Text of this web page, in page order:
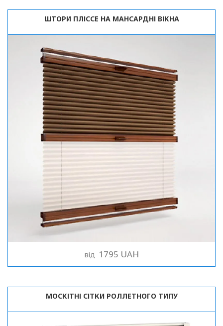
ШТОРИ ПЛІССЕ НА МАНСАРДНІ ВІКНА
від 1795 UAH
МОСКІТНІ СІТКИ РОЛЛЕТНОГО ТИПУ